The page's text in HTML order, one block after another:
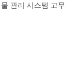
관리 시스템 고무